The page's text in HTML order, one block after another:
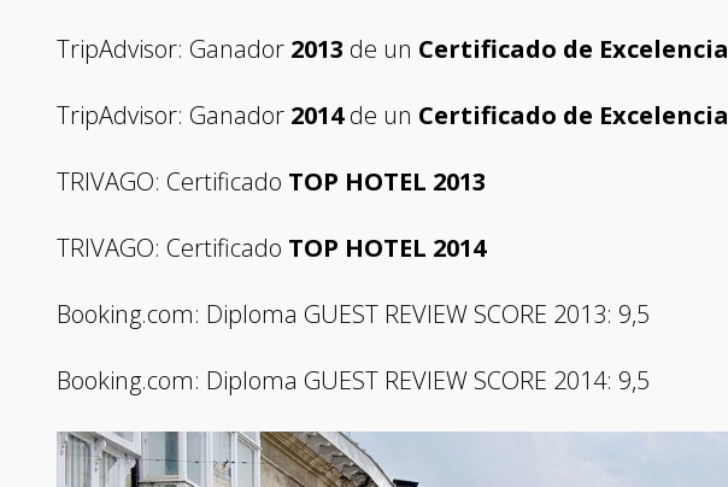
TripAdvisor: Ganador 2013 de un Certificado de Excelencia
TripAdvisor: Ganador 2014de un Certificado de Excelencia
TRIVAGO: Certificado TOP HOTEL 2013
TRIVAGO: Certificado TOP HOTEL 2014
Booking.com: Diploma GUEST REVIEW SCORE 2013: 9,5
Booking.com: Diploma GUEST REVIEW SCORE 2014: 9,5